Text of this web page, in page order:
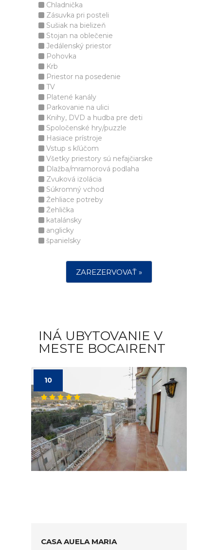
Chladnička
Zásuvka pri posteli
Sušiak na bielizeň
Stojan na oblečenie
Jedálenský priestor
Pohovka
Krb
Priestor na posedenie
TV
Platené kanály
Parkovanie na ulici
Knihy, DVD a hudba pre deti
Spoločenské hry/puzzle
Hasiace prístroje
Vstup s kľúčom
Všetky priestory sú nefajčiarske
Dlažba/mramorová podlaha
Zvuková izolácia
Súkromný vchod
Žehliace potreby
Žehlička
katalánsky
anglicky
španielsky
ZAREZERVOVAŤ »
INÁ UBYTOVANIE V
MESTE BOCAIRENT
10
CASA AUELA MARIA